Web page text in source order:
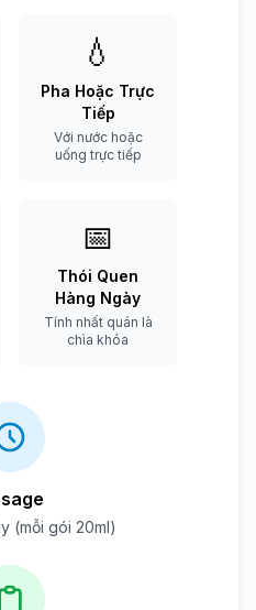
💧
Pha Hoặc Trực
Tiếp
Với nước hoặc
uống trực tiếp
📅
Thói Quen
Hàng Ngày
Tính nhất quán là
chìa khóa
(mỗi gói 20ml)